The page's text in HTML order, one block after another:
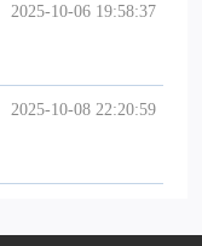
2025-10-06 19:58:37
2025-10-08 22:20:59